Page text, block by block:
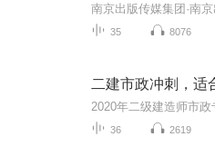
35 8076
二建市政冲刺，适
36 2619